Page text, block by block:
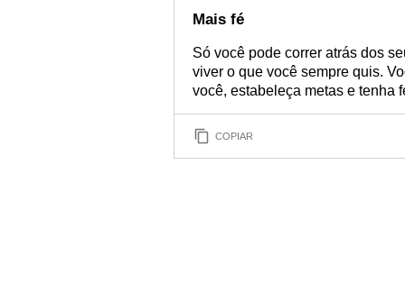
Mais fé
Só você pode correr atrás dos
viver o que você sempre quis.
você, estabeleça metas e tenha
COPIAR